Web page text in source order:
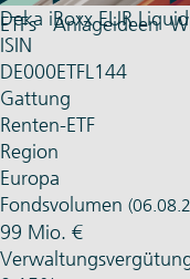
ETFs Anlageideen
Deka iBoxx EUR
ISIN
DE000ETFL144
Gattung
Renten-ETF
Region
Europa
Fondsvolumen
99 Mio. €